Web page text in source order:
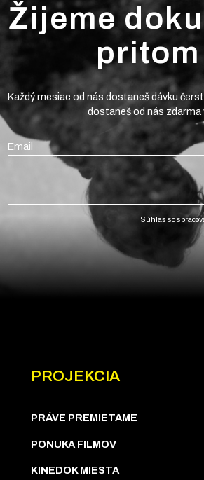
Žijeme
Každý mesiac od nás dostaneš dávku
dostaneš od nás zdarma
Email
Súhlas so
PROJEKCIA
PRÁVE PREMIETAME
PONUKA FILMOV
KINEDOK MIESTA